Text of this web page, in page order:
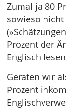
Zumal ja 80
sowieso
Prozent der
Englisch
Geraten wir
Prozent